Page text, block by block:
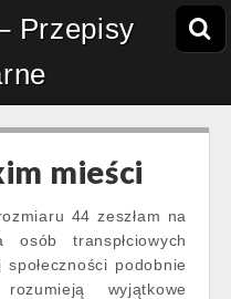
Przepisy
mieści
44 zeszłam na
transpłciowych
podobnie
wyjątkowe